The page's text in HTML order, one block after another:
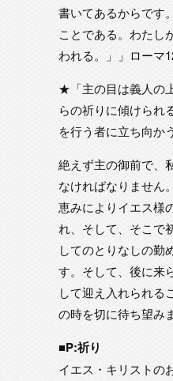
書いてあるからです
ことである。わたし
われる。」」ローマ
★「主の目は義人の
らの祈りに傾けられ
を行う者に立ち向か
絶えず主の御前で、
なければなりません。
恵みによりイエス様
れ、そして、そこで
してのとりなしの勤
す。そして、後に来
して迎え入れられる
の時を切に待ち望み
■P:祈り
イエス・キリストの